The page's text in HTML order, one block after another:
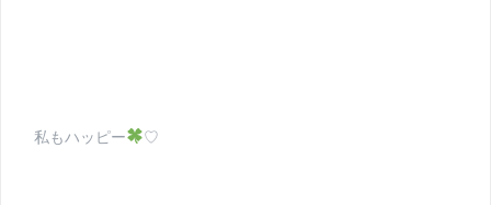
私もハッピー ♡